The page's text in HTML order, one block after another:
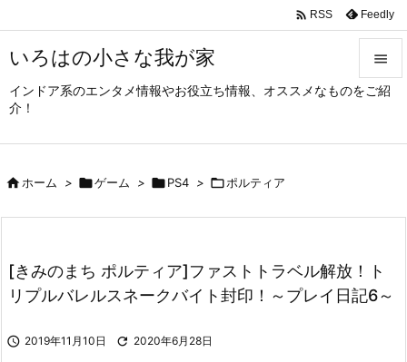
いろはの小さな我が家
インドア系のエンタメ情報やお役立ち情報、オススメなものをご紹
介！




検索
 RSS Feedly
ホーム > ゲーム > PS4 > ポルティア
[きみのまち ポルティア]ファストトラベル解放！ト
リプルバレルスネークバイト封印！～プレイ日記6～
 2019年11月10日  2020年6月28日